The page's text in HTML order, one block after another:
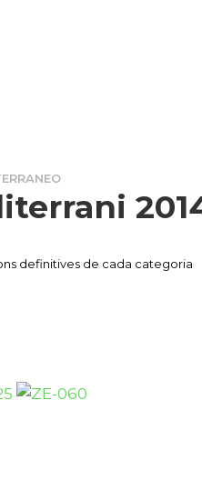
definitives de cada categoria